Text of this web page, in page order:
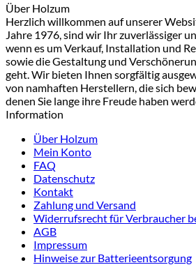
Über Holzum
Herzlich willkommen auf unserer
Jahre 1976, sind wir Ihr zuverlässiger
wenn es um Verkauf, Installation und
sowie die Gestaltung und
geht. Wir bieten Ihnen sorgfältig
von namhaften Herstellern, die sich
denen Sie lange ihre Freude haben
Information
Über Holzum
Mein Konto
FAQ
Datenschutz
Kontakt
Zahlung und Versand
Widerrufsrecht für Verbraucher
AGB
Impressum
Hinweise zur Batterieentsorgung